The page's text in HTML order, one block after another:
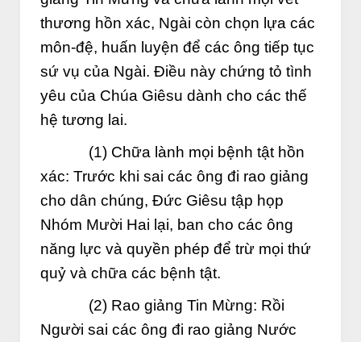
thương hồn xác, Ngài còn chọn lựa các
môn-đệ, huấn luyện để các ông tiếp tục
sứ vụ của Ngài. Điều này chứng tỏ tình
yêu của Chúa Giêsu dành cho các thế
hệ tương lai.
(1) Chữa lành mọi bệnh tật hồn
xác: Trước khi sai các ông đi rao giảng
cho dân chúng, Đức Giêsu tập họp
Nhóm Mười Hai lại, ban cho các ông
năng lực và quyền phép để trừ mọi thứ
quỷ và chữa các bệnh tật.
(2) Rao giảng Tin Mừng: Rồi
Người sai các ông đi rao giảng Nước